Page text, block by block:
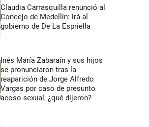
Claudia Carrasquilla renunció al
Concejo de Medellín: irá al
gobierno de De La Espriella
Inés María Zabaraín y sus hijos
se pronunciaron tras la
reaparición de Jorge Alfredo
Vargas por caso de presunto
acoso sexual, ¿qué dijeron?